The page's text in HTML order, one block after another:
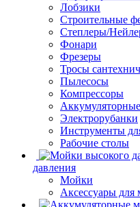
Лобзики
Строительные
Степлеры/
Фонари
Фрезеры
Тросы
Пылесосы
Компрессоры
Электрорубанки
Инструменты
Рабочие столы
давления
Мойки
Аксессуары для